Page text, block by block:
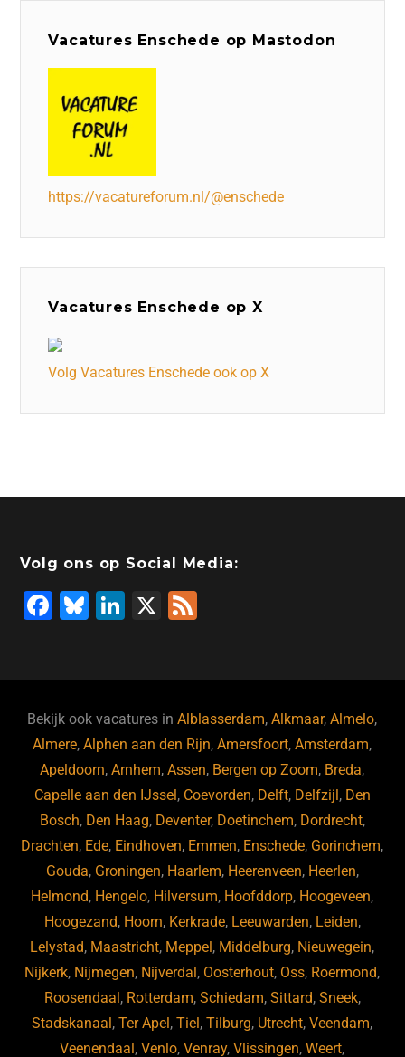
Vacatures Enschede op Mastodon
https://vacatureforum.nl/@enschede
Vacatures Enschede op X
Volg Vacatures Enschede ook op X
Volg ons op Social Media:
F
b
o
o
k
Bl
ky
Li
dI
n
X
Bekijk ook vacatures inAlblasserdam,Alkmaar,Almelo,
Almere,Alphen aan den Rijn,Amersfoort,Amsterdam,
Apeldoorn,Arnhem,Assen, Bergen op Zoom, Breda,
Capelle aan den IJssel, Coevorden, Delft, Delfzijl, Den
Bosch, Den Haag, Deventer, Doetinchem, Dordrecht,
Drachten, Ede, Eindhoven, Emmen, Enschede, Gorinchem,
Gouda, Groningen, Haarlem, Heerenveen, Heerlen,
Helmond, Hengelo, Hilversum, Hoofddorp, Hoogeveen,
Hoogezand, Hoorn, Kerkrade, Leeuwarden, Leiden,
Lelystad, Maastricht, Meppel, Middelburg, Nieuwegein,
Nijkerk, Nijmegen, Nijverdal, Oosterhout, Oss, Roermond,
Roosendaal, Rotterdam, Schiedam, Sittard, Sneek,
Stadskanaal,Ter Apel,Tiel,Tilburg, Utrecht,Veendam,
Veenendaal,Venlo,Venray,Vlissingen,Weert,